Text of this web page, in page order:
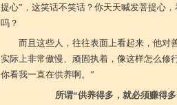
提心”，这笑话不笑话？你天天喊发菩提心
吗？
而且这些人，往往表面上看起来，他对
实际上非常傲慢、顽固执着，像这样怎么修
你看我一直在供养啊。”
所谓“供养得多，就必须赚得